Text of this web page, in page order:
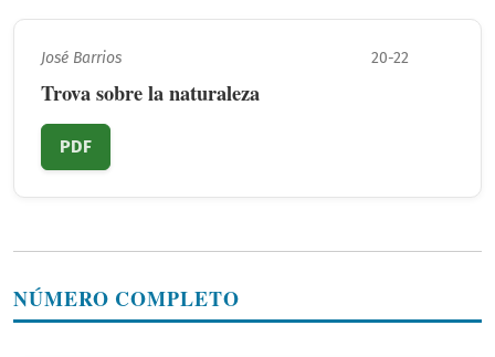
José Barrios 20-22
Trova sobre la naturaleza
PDF
NÚMERO COMPLETO